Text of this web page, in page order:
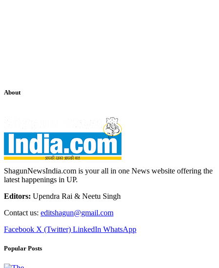
About
ShagunNewsIndia.com is your all in one News website offering the
latest happenings in UP.
Editors: Upendra Rai & Neetu Singh
Contact us: editshagun@gmail.com
Facebook X (Twitter) LinkedIn WhatsApp
Popular Posts